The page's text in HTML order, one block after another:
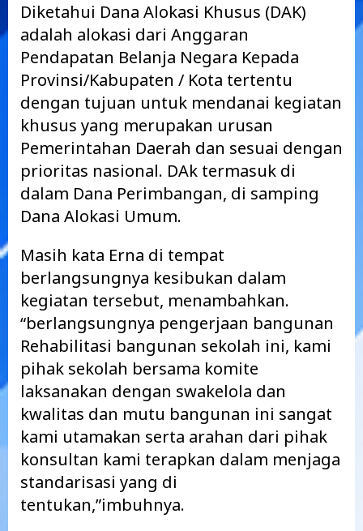
Diketahui Dana Alokasi Khusus (DAK)
adalah alokasi dari Anggaran
Pendapatan Belanja Negara Kepada
Provinsi/Kabupaten / Kota tertentu
dengan tujuan untuk mendanai kegiatan
khusus yang merupakan urusan
Pemerintahan Daerah dan sesuai dengan
prioritas nasional. DAk termasuk di
dalam Dana Perimbangan, di samping
Dana Alokasi Umum.
Masih kata Erna di tempat
berlangsungnya kesibukan dalam
kegiatan tersebut, menambahkan.
“berlangsungnya pengerjaan bangunan
Rehabilitasi bangunan sekolah ini, kami
pihak sekolah bersama komite
laksanakan dengan swakelola dan
kwalitas dan mutu bangunan ini sangat
kami utamakan serta arahan dari pihak
konsultan kami terapkan dalam menjaga
standarisasi yang di
tentukan,”imbuhnya.